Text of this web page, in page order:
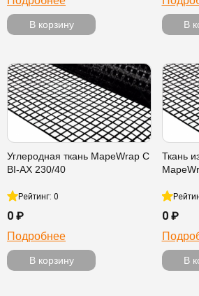
В корзину В
Углеродная ткань MapeWrap C
BI-AX 230/40
Рейтинг: 0
0 ₽
Подробнее
В корзину
Ткань
0 ₽
В